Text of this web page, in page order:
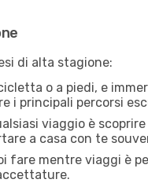
di alta stagione:
o a piedi, e
i principali percorsi
viaggio è
a casa con te
fare mentre viaggi è